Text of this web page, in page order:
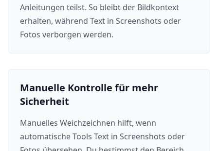
Anleitungen teilst. So bleibt der Bildkontext
erhalten, während Text in Screenshots oder
Fotos verborgen werden.
Manuelle Kontrolle für mehr
Sicherheit
Manuelles Weichzeichnen hilft, wenn
automatische Tools Text in Screenshots oder